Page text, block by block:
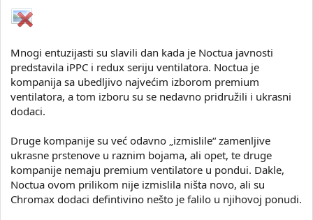
e
Mnogi entuzijasti su slavili dan kada je Noctua javnosti
predstavila iPPC i redux seriju ventilatora. Noctua je
kompanija sa ubedljivo najvećim izborom premium
ventilatora, a tom izboru su se nedavno pridružili i ukrasni
dodaci.
Druge kompanije su već odavno „izmislile“ zamenljive
ukrasne prstenove u raznim bojama, ali opet, te druge
kompanije nemaju premium ventilatore u pondui. Dakle,
Noctua ovom prilikom nije izmislila ništa novo, ali su
Chromax dodaci defintivino nešto je falilo u njihovoj ponudi.